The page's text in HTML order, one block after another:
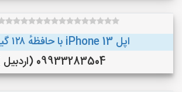
اپل iPhone 13 با حافظهٔ ۱۲۸ گیگابایت
09933283504 (اردبیل )